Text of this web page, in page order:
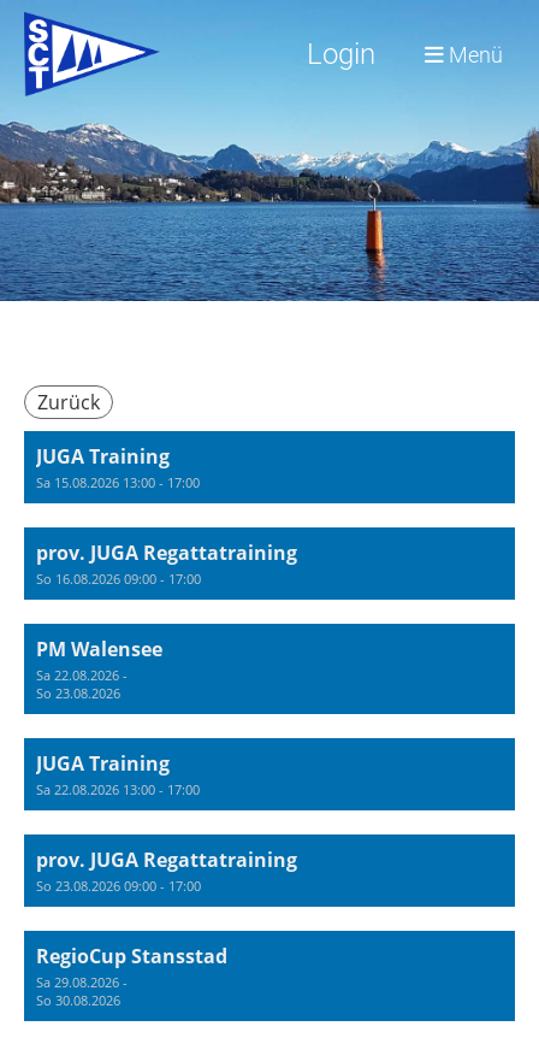
Login Menü
Zurück
JUGA Training
Sa 15.08.2026 13:00 - 17:00
prov. JUGA Regattatraining
So 16.08.2026 09:00 - 17:00
PM Walensee
Sa 22.08.2026 -
So 23.08.2026
JUGA Training
Sa 22.08.2026 13:00 - 17:00
prov. JUGA Regattatraining
So 23.08.2026 09:00 - 17:00
RegioCup Stansstad
Sa 29.08.2026 -
So 30.08.2026